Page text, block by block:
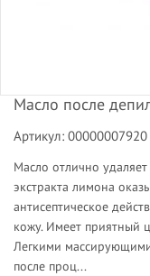
Масло после
Артикул: 00000007920
Масло отлично
экстракта лимона
антисептическое
кожу. Имеет приятный
Легкими
после проц...